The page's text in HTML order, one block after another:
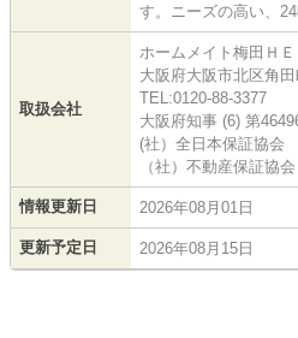
す。ニーズの高い、
取扱会社
ホームメイト梅田Ｈ
大阪府大阪市北区角田
TEL:0120-88-3377
大阪府知事 (6) 第
(社）全日本保証協会
（社）不動産保証協会
情報更新日 2026年08月01日
更新予定日 2026年08月15日